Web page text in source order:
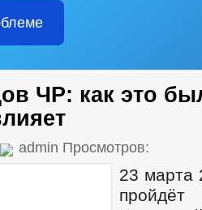
ЧР: как это
admin Просмотров:
23 марта